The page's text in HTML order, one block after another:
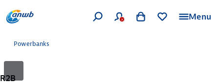
Menu
Powerbanks
R2B